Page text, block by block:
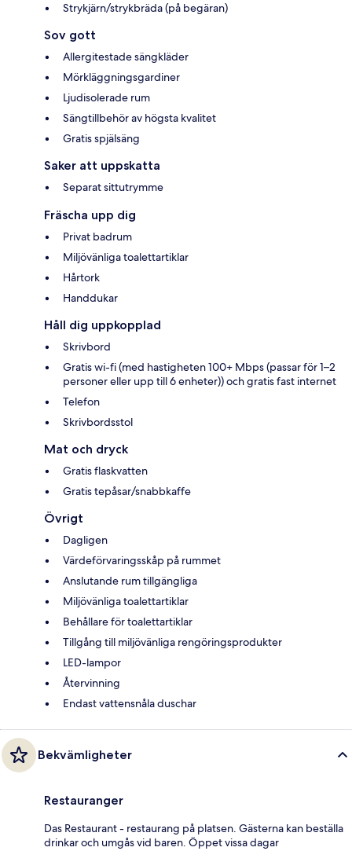
Strykjärn/strykbräda (på begäran)
Sov gott
Allergitestade sängkläder
Mörkläggningsgardiner
Ljudisolerade rum
Sängtillbehör av högsta kvalitet
Gratis spjälsäng
Saker att uppskatta
Separat sittutrymme
Fräscha upp dig
Privat badrum
Miljövänliga toalettartiklar
Hårtork
Handdukar
Håll dig uppkopplad
Skrivbord
Gratis wi-fi (med hastigheten 100+ Mbps (passar för 1–2
personer eller upp till 6 enheter)) och gratis fast internet
Telefon
Skrivbordsstol
Mat och dryck
Gratis flaskvatten
Gratis tepåsar/snabbkaffe
Övrigt
Dagligen
Värdeförvaringsskåp på rummet
Anslutande rum tillgängliga
Miljövänliga toalettartiklar
Behållare för toalettartiklar
Tillgång till miljövänliga rengöringsprodukter
LED-lampor
Återvinning
Endast vattensnåla duschar
Bekvämligheter
Restauranger
Das Restaurant - restaurang på platsen. Gästerna kan beställa
drinkar och umgås vid baren. Öppet vissa dagar